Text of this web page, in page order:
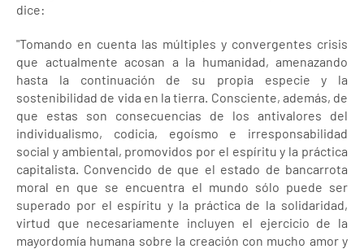
dice:
"Tomando en cuenta las múltiples y convergentes crisis
que actualmente acosan a la humanidad, amenazando
hasta la continuación de su propia especie y la
sostenibilidad de vida en la tierra. Consciente, además, de
que estas son consecuencias de los antivalores del
individualismo, codicia, egoísmo e irresponsabilidad
social y ambiental, promovidos por el espíritu y la práctica
capitalista. Convencido de que el estado de bancarrota
moral en que se encuentra el mundo sólo puede ser
superado por el espíritu y la práctica de la solidaridad,
virtud que necesariamente incluyen el ejercicio de la
mayordomía humana sobre la creación con mucho amor y